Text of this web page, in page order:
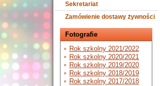
Sekretariat
Zamówienie dostawy żywności
Fotografie
Rok szkolny 2021/2022
Rok szkolny 2020/2021
Rok szkolny 2019/2020
Rok szkolny 2018/2019
Rok szkolny 2017/2018